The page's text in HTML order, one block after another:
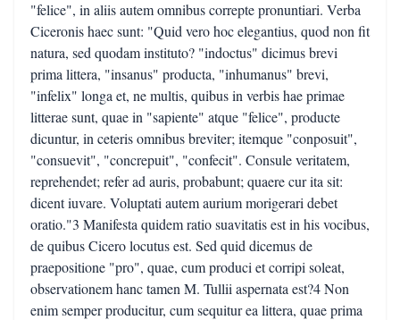
"felice", in aliis autem omnibus correpte pronuntiari. Verba
Ciceronis haec sunt: "Quid vero hoc elegantius, quod non fit
natura, sed quodam instituto? "indoctus" dicimus brevi
prima littera, "insanus" producta, "inhumanus" brevi,
"infelix" longa et, ne multis, quibus in verbis hae primae
litterae sunt, quae in "sapiente" atque "felice", producte
dicuntur, in ceteris omnibus breviter; itemque "conposuit",
"consuevit", "concrepuit", "confecit". Consule veritatem,
reprehendet; refer ad auris, probabunt; quaere cur ita sit:
dicent iuvare. Voluptati autem aurium morigerari debet
oratio."3 Manifesta quidem ratio suavitatis est in his vocibus,
de quibus Cicero locutus est. Sed quid dicemus de
praepositione "pro", quae, cum produci et corripi soleat,
observationem hanc tamen M. Tullii aspernata est?4 Non
enim semper producitur, cum sequitur ea littera, quae prima